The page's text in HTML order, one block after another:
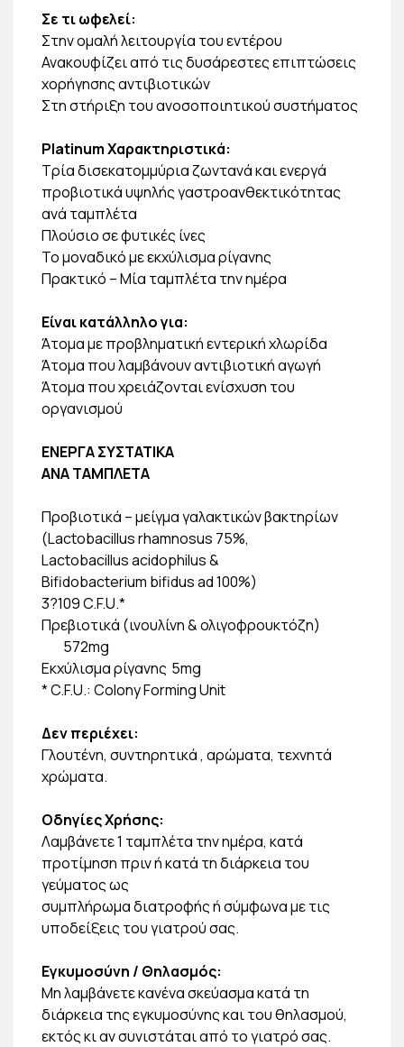
Σε τι ωφελεί:
Στην ομαλή λειτουργία του εντέρου
Ανακουφίζει από τις δυσάρεστες επιπτώσεις
χορήγησης αντιβιοτικών
Στη στήριξη του ανοσοποιητικού συστήματος
Platinum Χαρακτηριστικά:
Τρία δισεκατομμύρια ζωντανά και ενεργά
προβιοτικά υψηλής γαστροανθεκτικότητας
ανά ταμπλέτα
Πλούσιο σε φυτικές ίνες
Το μοναδικό με εκχύλισμα ρίγανης
Πρακτικό – Μία ταμπλέτα την ημέρα
Είναι κατάλληλο για:
Άτομα με προβληματική εντερική χλωρίδα
Άτομα που λαμβάνουν αντιβιοτική αγωγή
Άτομα που χρειάζονται ενίσχυση του
οργανισμού
ΕΝΕΡΓΑ ΣΥΣΤΑΤΙΚΑ
ΑΝΑ TAMΠΛΕΤΑ
Προβιοτικά – μείγμα γαλακτικών βακτηρίων
(Lactobacillus rhamnosus 75%,
Lactobacillus acidophilus &
Bifidobacterium bifidus ad 100%)
3?109 C.F.U.*
Πρεβιοτικά (ινουλίνη & ολιγοφρουκτόζη)
572mg
Εκχύλισμα ρίγανης 5mg
* C.F.U.: Colony Forming Unit
Δεν περιέχει:
Γλουτένη, συντηρητικά , αρώματα, τεχνητά
χρώματα.
Οδηγίες Χρήσης:
Λαμβάνετε 1 ταμπλέτα την ημέρα, κατά
προτίμηση πριν ή κατά τη διάρκεια του
γεύματος ως
συμπλήρωμα διατροφής ή σύμφωνα με τις
υποδείξεις του γιατρού σας.
Εγκυμοσύνη / Θηλασμός:
Μη λαμβάνετε κανένα σκεύασμα κατά τη
διάρκεια της εγκυμοσύνης και του θηλασμού,
εκτός κι αν συνιστάται από το γιατρό σας.